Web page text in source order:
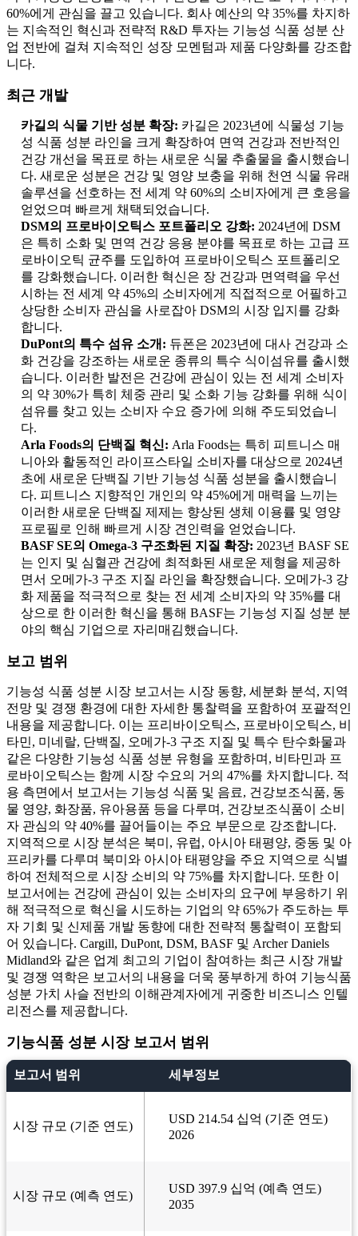
60%에게 관심을 끌고 있습니다. 회사 예산의 약 35%를 차지하
는 지속적인 혁신과 전략적 R&D 투자는 기능성 식품 성분 산
업 전반에 걸쳐 지속적인 성장 모멘텀과 제품 다양화를 강조합
니다.
최근 개발
카길의 식물 기반 성분 확장: 카길은 2023년에 식물성 기능
성 식품 성분 라인을 크게 확장하여 면역 건강과 전반적인
건강 개선을 목표로 하는 새로운 식물 추출물을 출시했습니
다. 새로운 성분은 건강 및 영양 보충을 위해 천연 식물 유래
솔루션을 선호하는 전 세계 약 60%의 소비자에게 큰 호응을
얻었으며 빠르게 채택되었습니다.
DSM의 프로바이오틱스 포트폴리오 강화: 2024년에 DSM
은 특히 소화 및 면역 건강 응용 분야를 목표로 하는 고급 프
로바이오틱 균주를 도입하여 프로바이오틱스 포트폴리오
를 강화했습니다. 이러한 혁신은 장 건강과 면역력을 우선
시하는 전 세계 약 45%의 소비자에게 직접적으로 어필하고
상당한 소비자 관심을 사로잡아 DSM의 시장 입지를 강화
합니다.
DuPont의 특수 섬유 소개: 듀폰은 2023년에 대사 건강과 소
화 건강을 강조하는 새로운 종류의 특수 식이섬유를 출시했
습니다. 이러한 발전은 건강에 관심이 있는 전 세계 소비자
의 약 30%가 특히 체중 관리 및 소화 기능 강화를 위해 식이
섬유를 찾고 있는 소비자 수요 증가에 의해 주도되었습니
다.
Arla Foods의 단백질 혁신: Arla Foods는 특히 피트니스 매
니아와 활동적인 라이프스타일 소비자를 대상으로 2024년
초에 새로운 단백질 기반 기능성 식품 성분을 출시했습니
다. 피트니스 지향적인 개인의 약 45%에게 매력을 느끼는
이러한 새로운 단백질 제제는 향상된 생체 이용률 및 영양
프로필로 인해 빠르게 시장 견인력을 얻었습니다.
BASF SE의 Omega-3 구조화된 지질 확장: 2023년 BASF SE
는 인지 및 심혈관 건강에 최적화된 새로운 제형을 제공하
면서 오메가-3 구조 지질 라인을 확장했습니다. 오메가-3 강
화 제품을 적극적으로 찾는 전 세계 소비자의 약 35%를 대
상으로 한 이러한 혁신을 통해 BASF는 기능성 지질 성분 분
야의 핵심 기업으로 자리매김했습니다.
보고 범위
기능성 식품 성분 시장 보고서는 시장 동향, 세분화 분석, 지역
전망 및 경쟁 환경에 대한 자세한 통찰력을 포함하여 포괄적인
내용을 제공합니다. 이는 프리바이오틱스, 프로바이오틱스, 비
타민, 미네랄, 단백질, 오메가-3 구조 지질 및 특수 탄수화물과
같은 다양한 기능성 식품 성분 유형을 포함하며, 비타민과 프
로바이오틱스는 함께 시장 수요의 거의 47%를 차지합니다. 적
용 측면에서 보고서는 기능성 식품 및 음료, 건강보조식품, 동
물 영양, 화장품, 유아용품 등을 다루며, 건강보조식품이 소비
자 관심의 약 40%를 끌어들이는 주요 부문으로 강조합니다.
지역적으로 시장 분석은 북미, 유럽, 아시아 태평양, 중동 및 아
프리카를 다루며 북미와 아시아 태평양을 주요 지역으로 식별
하여 전체적으로 시장 소비의 약 75%를 차지합니다. 또한 이
보고서에는 건강에 관심이 있는 소비자의 요구에 부응하기 위
해 적극적으로 혁신을 시도하는 기업의 약 65%가 주도하는 투
자 기회 및 신제품 개발 동향에 대한 전략적 통찰력이 포함되
어 있습니다. Cargill, DuPont, DSM, BASF 및 Archer Daniels
Midland와 같은 업계 최고의 기업이 참여하는 최근 시장 개발
및 경쟁 역학은 보고서의 내용을 더욱 풍부하게 하여 기능식품
성분 가치 사슬 전반의 이해관계자에게 귀중한 비즈니스 인텔
리전스를 제공합니다.
기능식품 성분 시장 보고서 범위
보고서 범위 세부정보
시장 규모 (기준 연도)
USD 214.54 십억 (기준 연도)
2026
시장 규모 (예측 연도)
USD 397.9 십억 (예측 연도)
2035